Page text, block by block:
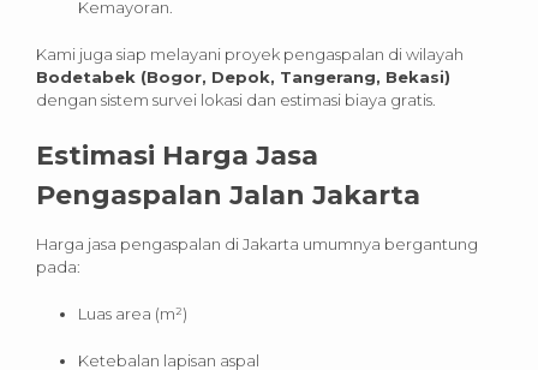
Kemayoran.
Kami juga siap melayani proyek pengaspalan di wilayah
Bodetabek (Bogor, Depok, Tangerang, Bekasi)
dengan sistem survei lokasi dan estimasi biaya gratis.
Estimasi Harga Jasa
Pengaspalan Jalan Jakarta
Harga jasa pengaspalan di Jakarta umumnya bergantung
pada:
Luas area (m²)
Ketebalan lapisan aspal